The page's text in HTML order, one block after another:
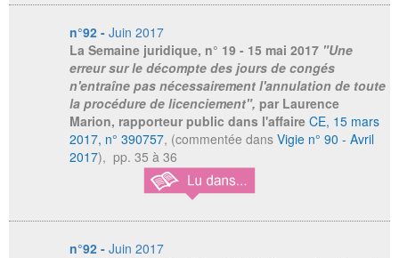
n°92 - Juin 2017
La Semaine juridique, n° 19 - 15 mai 2017 "Une
erreur sur le décompte des jours de congés
n'entraîne pas nécessairement l'annulation de toute
la procédure de licenciement", par Laurence
Marion, rapporteur public dans l'affaire CE, 15 mars
2017, n° 390757, (commentée dans Vigie n° 90 - Avril
2017), pp. 35 à 36
n°92 - Juin 2017